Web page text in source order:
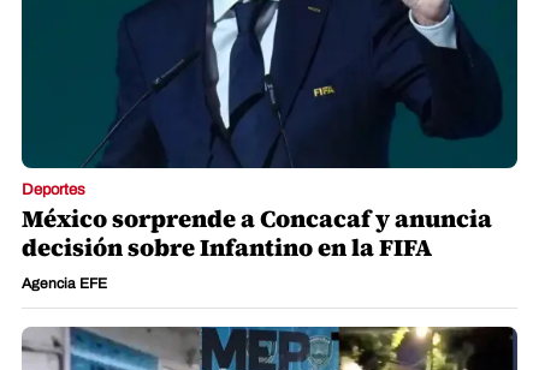
Deportes
México sorprende a Concacaf y anuncia
decisión sobre Infantino en la FIFA
Agencia EFE